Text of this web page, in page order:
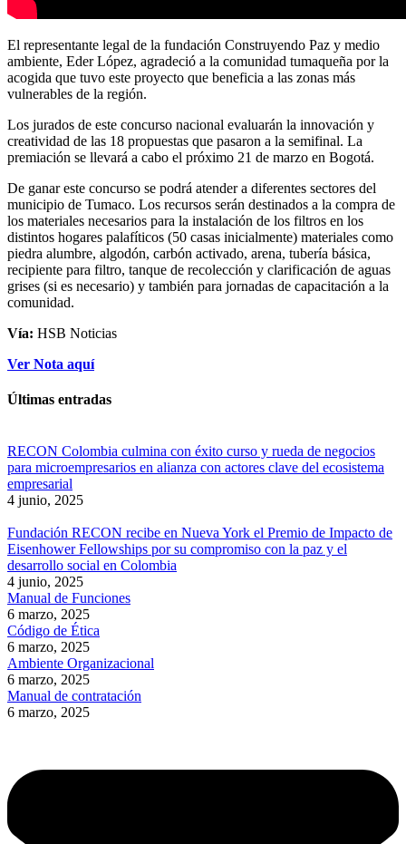
El representante legal de la fundación Construyendo Paz y medio
ambiente, Eder López, agradeció a la comunidad tumaqueña por la
acogida que tuvo este proyecto que beneficia a las zonas más
vulnerables de la región.
Los jurados de este concurso nacional evaluarán la innovación y
creatividad de las 18 propuestas que pasaron a la semifinal. La
premiación se llevará a cabo el próximo 21 de marzo en Bogotá.
De ganar este concurso se podrá atender a diferentes sectores del
municipio de Tumaco. Los recursos serán destinados a la compra de
los materiales necesarios para la instalación de los filtros en los
distintos hogares palafíticos (50 casas inicialmente) materiales como
piedra alumbre, algodón, carbón activado, arena, tubería básica,
recipiente para filtro, tanque de recolección y clarificación de aguas
grises (si es necesario) y también para jornadas de capacitación a la
comunidad.
Vía: HSB Noticias
Ver Nota aquí
Últimas entradas
RECON Colombia culmina con éxito curso y rueda de negocios
para microempresarios en alianza con actores clave del ecosistema
empresarial
4 junio, 2025
Fundación RECON recibe en Nueva York el Premio de Impacto de
Eisenhower Fellowships por su compromiso con la paz y el
desarrollo social en Colombia
4 junio, 2025
Manual de Funciones
6 marzo, 2025
Código de Ética
6 marzo, 2025
Ambiente Organizacional
6 marzo, 2025
Manual de contratación
6 marzo, 2025